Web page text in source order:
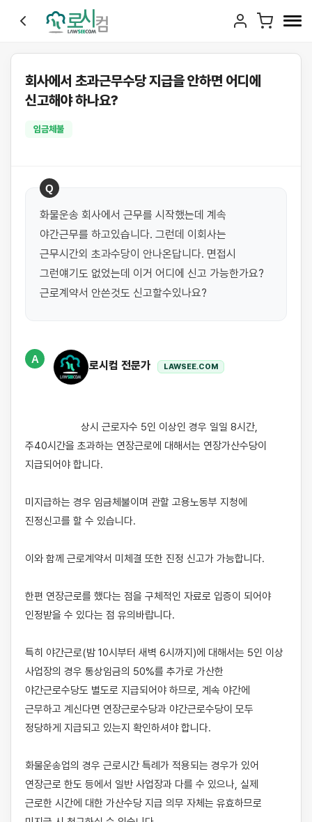
회사에서 초과근무수당 지급을 안하면 어디에
신고해야 하나요?
임금체불
Q
화물운송 회사에서 근무를 시작했는데 계속
야간근무를 하고있습니다. 그런데 이회사는
근무시간외 초과수당이 안나온답니다. 면접시
그런얘기도 없었는데 이거 어디에 신고 가능한가요?
근로계약서 안쓴것도 신고할수있나요?
A
로시컴 전문가 LAWSEE.COM
주40시간을 초과하는 연장근로에 대해서는 연장가산수당이
지급되어야 합니다.
미지급하는 경우 임금체불이며 관할 고용노동부 지청에
진정신고를 할 수 있습니다.
이와 함께 근로계약서 미체결 또한 진정 신고가 가능합니다.
한편 연장근로를 했다는 점을 구체적인 자료로 입증이 되어야
인정받을 수 있다는 점 유의바랍니다.
특히 야간근로(밤 10시부터 새벽 6시까지)에 대해서는 5인 이상
사업장의 경우 통상임금의 50%를 추가로 가산한
야간근로수당도 별도로 지급되어야 하므로, 계속 야간에
근무하고 계신다면 연장근로수당과 야간근로수당이 모두
정당하게 지급되고 있는지 확인하셔야 합니다.
화물운송업의 경우 근로시간 특례가 적용되는 경우가 있어
연장근로 한도 등에서 일반 사업장과 다를 수 있으나, 실제
근로한 시간에 대한 가산수당 지급 의무 자체는 유효하므로